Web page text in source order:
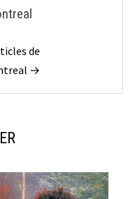
de
→